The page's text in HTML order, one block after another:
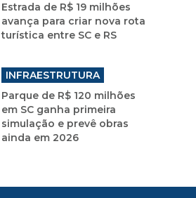
Estrada de R$ 19 milhões
avança para criar nova rota
turística entre SC e RS
INFRAESTRUTURA
Parque de R$ 120 milhões
em SC ganha primeira
simulação e prevê obras
ainda em 2026